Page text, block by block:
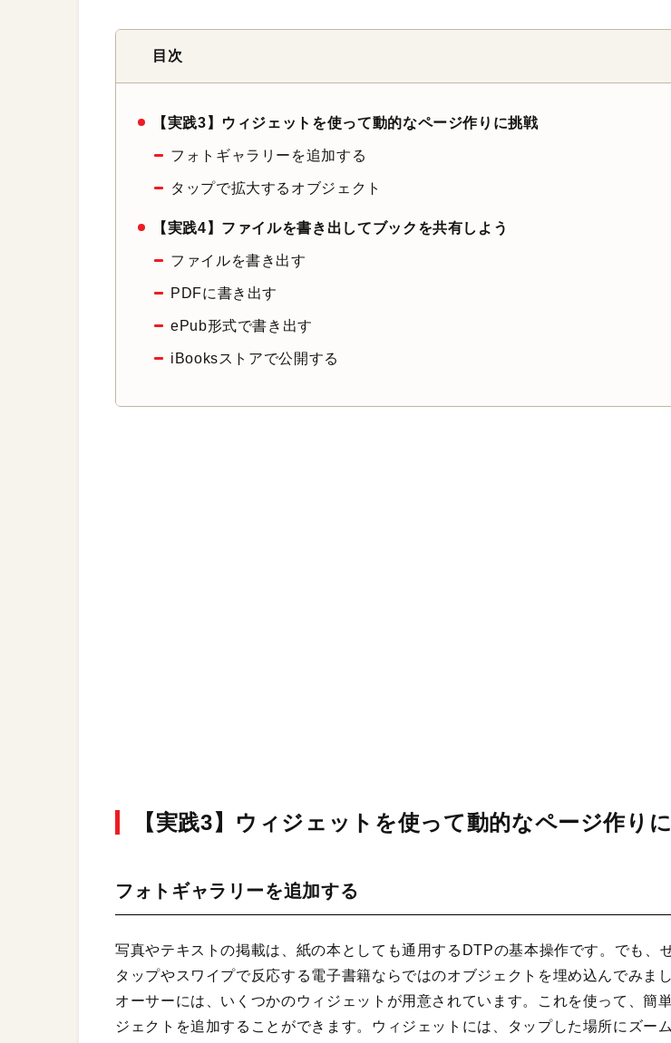
目次
【実践3】ウィジェットを使って動的なページ作りに挑戦
フォトギャラリーを追加する
タップで拡大するオブジェクト
【実践4】ファイルを書き出してブックを共有しよう
ファイルを書き出す
PDFに書き出す
ePub形式で書き出す
iBooksストアで公開する
【実践3】ウィジェットを使って動的なページ作り
フォトギャラリーを追加する
写真やテキストの掲載は、紙の本としても通用するDTPの基本操作です。でも、
タップやスワイプで反応する電子書籍ならではのオブジェクトを埋め込んでみま
オーサーには、いくつかのウィジェットが用意されています。これを使って、簡
ジェクトを追加することができます。ウィジェットには、タップした場所にズー